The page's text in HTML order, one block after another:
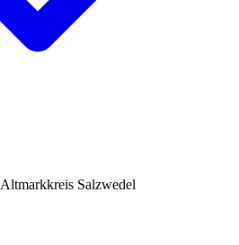
Altmarkkreis Salzwedel